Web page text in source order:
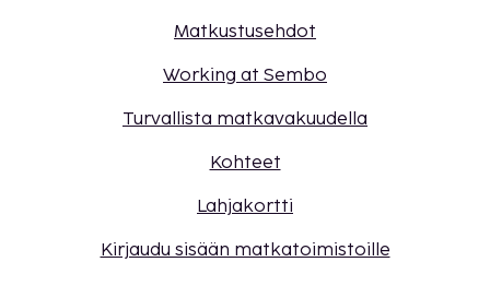
Matkustusehdot
Working at Sembo
Turvallista matkavakuudella
Kohteet
Lahjakortti
Kirjaudu sisään matkatoimistoille